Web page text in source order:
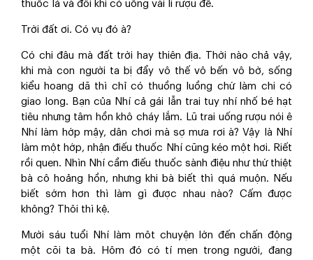
thuốc lá và đôi khi có uống vài li rượu đế.
Trời đất ơi. Có vụ đó à?
Có chi đâu mà đất trời hay thiên địa. Thời nào chả vậy,
khi mà con người ta bị đẩy vô thế vô bến vô bờ, sống
kiểu hoang dã thì chỉ có thuồng luồng chứ làm chi có
giao long. Bạn của Nhí cả gái lẫn trai tuy nhí nhố bé hạt
tiêu nhưng tâm hồn khô cháy lắm. Lũ trai uống rượu nói ê
Nhí làm hớp mậy, dân chơi mà sợ mưa rơi à? Vậy là Nhí
làm một hớp, nhận điếu thuốc Nhí cũng kéo một hơi. Riết
rồi quen. Nhìn Nhí cầm điếu thuốc sành điệu như thứ thiệt
bà cô hoảng hồn, nhưng khi bà biết thì quá muộn. Nếu
biết sớm hơn thì làm gì được nhau nào? Cấm được
không? Thôi thì kệ.
Mười sáu tuổi Nhí làm môt chuyện lớn đến chấn động
một cõi ta bà. Hôm đó có tí men trong người, đang